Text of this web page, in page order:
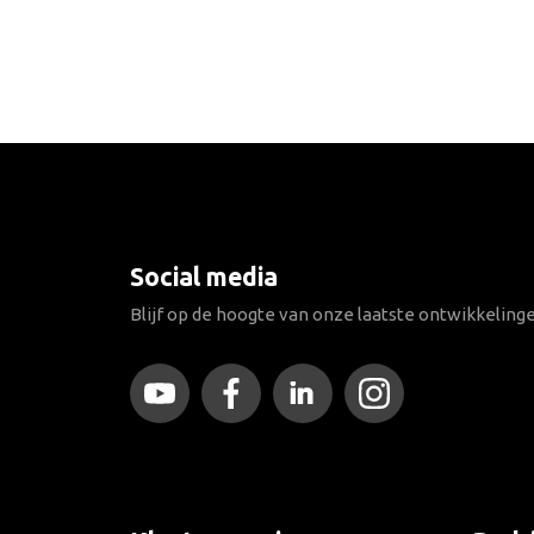
Social media
Blijf op de hoogte van onze laatste